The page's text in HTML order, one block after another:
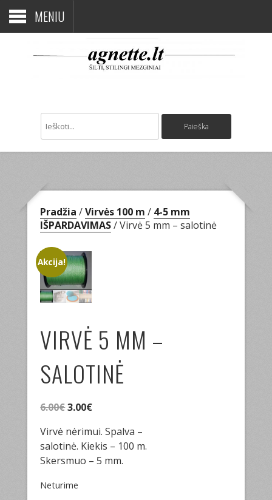
MENIU
Pradžia /Virvės 100 m / 4-5 mm
IŠPARDAVIMAS/ Virvė 5 mm – salotinė
Akcija!
VIRVĖ 5 MM –
SALOTINĖ
6.00€Original
was:
6.00€.
3.00€Current
is:
3.00€.
Virvė nėrimui. Spalva –
salotinė. Kiekis – 100 m.
Skersmuo – 5 mm.
Neturime